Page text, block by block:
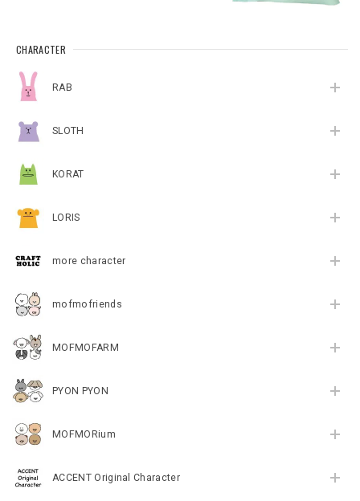
CHARACTER
RAB
SLOTH
KORAT
LORIS
more character
mofmofriends
MOFMOFARM
PYON PYON
MOFMORium
ACCENT Original Character